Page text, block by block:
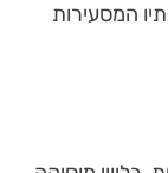
המסעירות